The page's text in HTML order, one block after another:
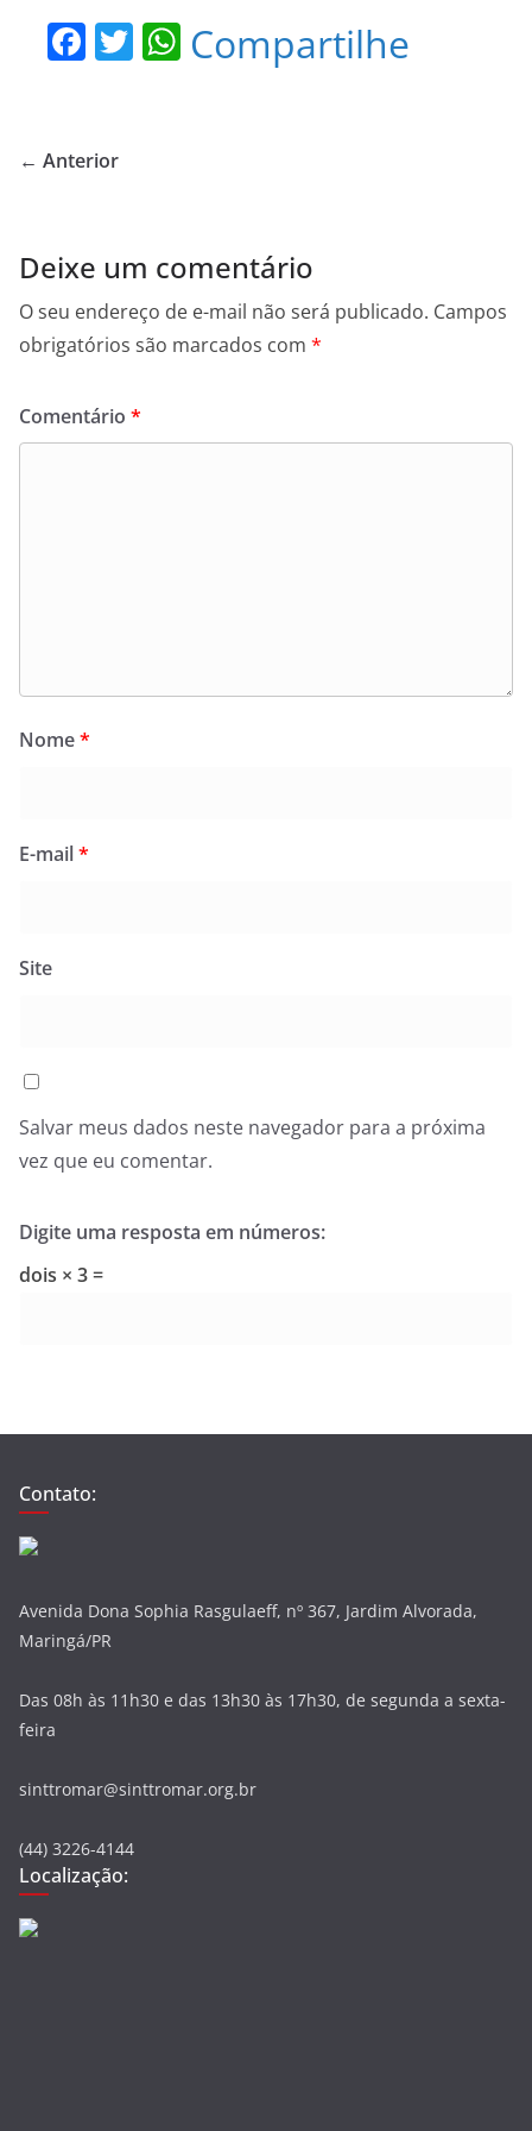
F
e
o
k
T W
p
Compartilhe
← Anterior
Deixe um comentário
O seu endereço de e-mail não será publicado. Campos
obrigatórios são marcados com *
Comentário *
Nome*
E-mail*
Site
Salvar meus dados neste navegador para a próxima
vez que eu comentar.
Digite uma resposta em números:
dois × 3 =
Contato:
Avenida Dona Sophia Rasgulaeff, nº 367, Jardim Alvorada,
Maringá/PR
Das 08h às 11h30 e das 13h30 às 17h30, de segunda a sexta-
feira
sinttromar@sinttromar.org.br
(44) 3226-4144
Localização: